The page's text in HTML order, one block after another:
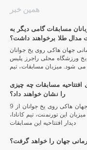
همین خبر
مسابقات گامی دیگر به
طلا برخواهند داشت؟
جهان هاکی روی یخ جوانان
روی یخ ورزشگاه محلی راجرز پلیس
می شود. میزبان مسابقات، تیم
افتتاحیه مسابقات چه چیزی
را نشان خواهند داد؟
چهل و ششمین دوره مسابقات قهرمانی جهان هاکی روی یخ جوانان از 9
این تورنمنت، تیم کانادا،
دیدار افتتاحیه این مسابقات
جهان را خواهد گرفت؟